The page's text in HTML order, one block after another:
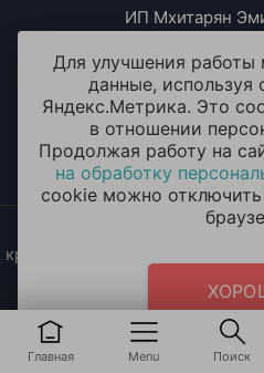
Главная Menu Поиск
ИП Мхитарян
ИНН:
ОГРН / ОГРНИП:
2014 - 2026 © «ОКЕАН
круглосуточной доставкой в
Политика конфиденциальности
Для улучшения
данные, используя
Яндекс.Метрика. Это
в отношении
Продолжая работу на
на обработку
cookie можно